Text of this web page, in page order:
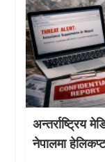
अन्तर्राष्ट्रिय
नेपालमा